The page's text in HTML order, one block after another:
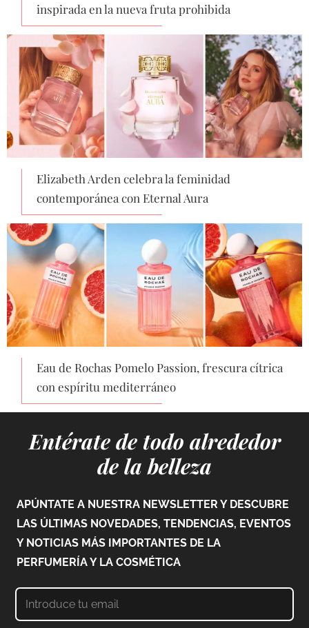
inspirada en la nueva fruta prohibida
Elizabeth Arden celebra la feminidad
contemporánea con Eternal Aura
Eau de Rochas Pomelo Passion, frescura cítrica
con espíritu mediterráneo
Entérate de todo alrededor
de la belleza
APÚNTATE A NUESTRA NEWSLETTER Y DESCUBRE
LAS ÚLTIMAS NOVEDADES, TENDENCIAS, EVENTOS
Y NOTICIAS MÁS IMPORTANTES DE LA
PERFUMERÍA Y LA COSMÉTICA